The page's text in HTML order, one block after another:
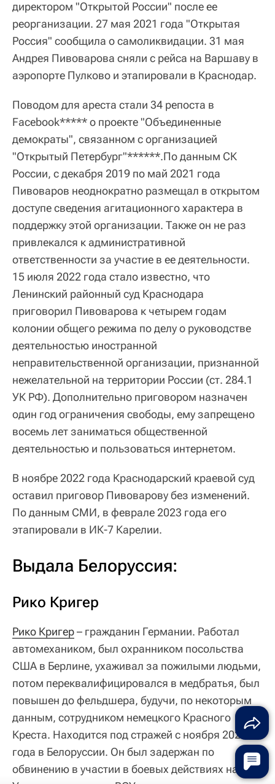
директором "Открытой России" после ее
реорганизации. 27 мая 2021 года "Открытая
Россия" сообщила о самоликвидации. 31 мая
Андрея Пивоварова сняли с рейса на Варшаву в
аэропорте Пулково и этапировали в Краснодар.
Поводом для ареста стали 34 репоста в
Facebook***** о проекте "Объединенные
демократы", связанном с организацией
"Открытый Петербург"******.По данным СК
России, с декабря 2019 по май 2021 года
Пивоваров неоднократно размещал в открытом
доступе сведения агитационного характера в
поддержку этой организации. Также он не раз
привлекался к административной
ответственности за участие в ее деятельности.
15 июля 2022 года стало известно, что
Ленинский районный суд Краснодара
приговорил Пивоварова к четырем годам
колонии общего режима по делу о руководстве
деятельностью иностранной
неправительственной организации, признанной
нежелательной на территории России (ст. 284.1
УК РФ). Дополнительно приговором назначен
один год ограничения свободы, ему запрещено
восемь лет заниматься общественной
деятельностью и пользоваться интернетом.
В ноябре 2022 года Краснодарский краевой суд
оставил приговор Пивоварову без изменений.
По данным СМИ, в феврале 2023 года его
этапировали в ИК-7 Карелии.
Выдала Белоруссия:
Рико Кригер
Рико Кригер– гражданин Германии. Работал
автомехаником, был охранником посольства
США в Берлине, ухаживал за пожилыми людьми,
потом переквалифицировался в медбратья, был
повышен до фельдшера, будучи, по некоторым
данным, сотрудником немецкого Красного
Креста. Находится под стражей с ноября 2023
года в Белоруссии. Он был задержан по
обвинению в участии в боевых действиях на